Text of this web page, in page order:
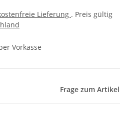
Lieferung . Preis gültig
Vorkasse
Frage zum Artikel